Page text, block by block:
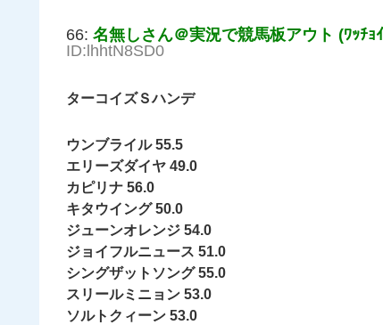
66: 名無しさん＠実況で競馬板アウト (ﾜｯﾁ
ID:lhhtN8SD0
ターコイズＳハンデ
ウンブライル 55.5
エリーズダイヤ 49.0
カピリナ 56.0
キタウイング 50.0
ジューンオレンジ 54.0
ジョイフルニュース 51.0
シングザットソング 55.0
スリールミニョン 53.0
ソルトクィーン 53.0